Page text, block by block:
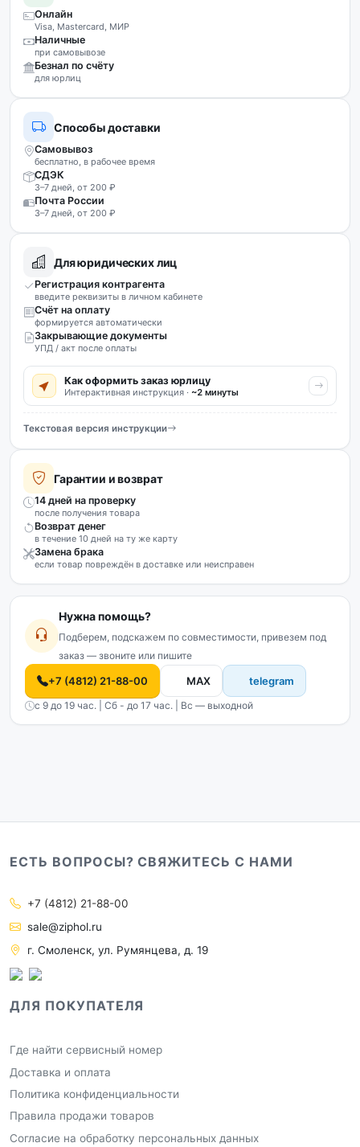
Онлайн
Visa, Mastercard, МИР
Наличные
при самовывозе
Безнал по счёту
для юрлиц
Способы доставки
Самовывоз
бесплатно, в рабочее время
СДЭК
3–7 дней, от 200 ₽
Почта России
3–7 дней, от 200 ₽
Для юридических лиц
Регистрация контрагента
введите реквизиты в личном кабинете
Счёт на оплату
формируется автоматически
Закрывающие документы
УПД / акт после оплаты
Как оформить заказ юрлицу
Интерактивная инструкция · ~2 минуты
Текстовая версия инструкции
Гарантии и возврат
14 дней на проверку
после получения товара
Возврат денег
в течение 10 дней на ту же карту
Замена брака
если товар повреждён в доставке или неисправен
Нужна помощь?
Подберем, подскажем по совместимости, привезем под
заказ — звоните или пишите
+7 (4812) 21-88-00 MAX telegram
с 9 до 19 час. | Сб - до 17 час. | Вс — выходной
ЕСТЬ ВОПРОСЫ? СВЯЖИТЕСЬ С НАМИ
+7 (4812) 21-88-00
sale@ziphol.ru
г. Смоленск, ул. Румянцева, д. 19
ДЛЯ ПОКУПАТЕЛЯ
Где найти сервисный номер
Доставка и оплата
Политика конфиденциальности
Правила продажи товаров
Согласие на обработку персональных данных